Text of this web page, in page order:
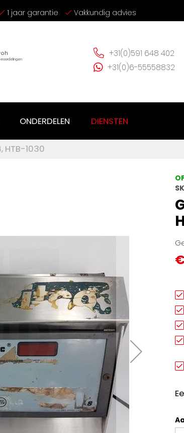
1 jaar garantie Vakkundig advies
+31(0)591 648 402
+31(0)6-55558832
ONDERDELEN DIENSTEN
HTB-1030